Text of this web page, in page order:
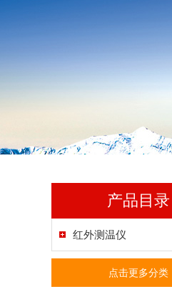
产品目录
红外测温仪
点击更多分类